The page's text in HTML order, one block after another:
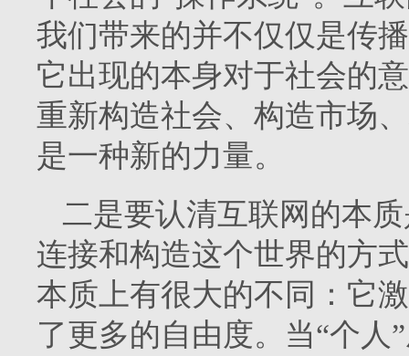
我们带来的并不仅仅是传
它出现的本身对于社会的
重新构造社会、构造市场
是一种新的力量。
二是要认清互联网的本
连接和构造这个世界的方
本质上有很大的不同：它
了更多的自由度。当“个人